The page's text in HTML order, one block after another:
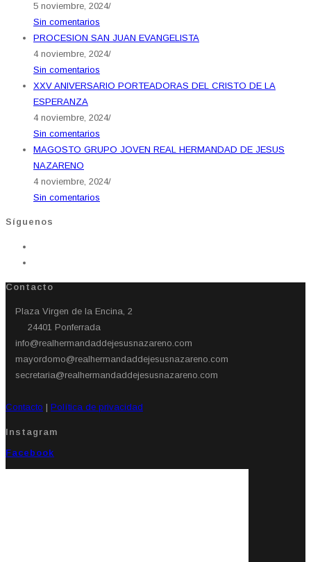
5 noviembre, 2024/
Sin comentarios
PROCESION SAN JUAN EVANGELISTA
4 noviembre, 2024/
Sin comentarios
XXV ANIVERSARIO PORTEADORAS DEL CRISTO DE LA
ESPERANZA
4 noviembre, 2024/
Sin comentarios
MAGOSTO GRUPO JOVEN REAL HERMANDAD DE JESUS
NAZARENO
4 noviembre, 2024/
Sin comentarios
Síguenos
Contacto
Plaza Virgen de la Encina, 2
24401 Ponferrada​
info@realhermandaddejesusnazareno.com
mayordomo@realhermandaddejesusnazareno.com
secretaria@realhermandaddejesusnazareno.com
Contacto | Política de privacidad
Instagram
Facebook